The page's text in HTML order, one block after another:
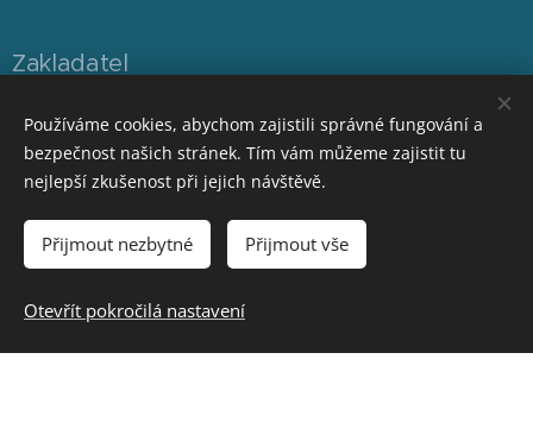
Zakladatel
Compliance Academy
Petr Moroz je zakladatelem společností SCAUT,
Screening Solutions a Compliance Academy. Své
Marriott International, GE Money a Ernst&Young, ve
kterých přes 10 let vedl týmy analytických, forenzních a
Používáme cookies, abychom zajistili správné fungování a
bezpečnost našich stránek. Tím vám můžeme zajistit tu
nejlepší zkušenost při jejich návštěvě.
Přijmout nezbytné Přijmout vše
Otevřít pokročilá nastavení